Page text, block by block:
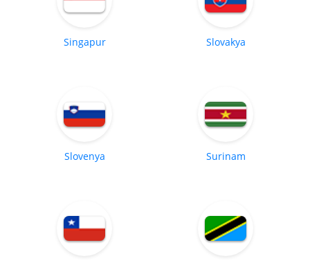
Singapur Slovakya
Slovenya Surinam